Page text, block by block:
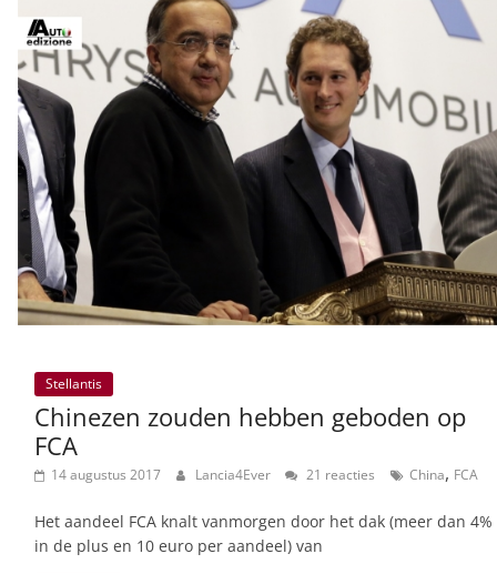
Stellantis
Chinezen zouden hebben geboden op
FCA
14 augustus 2017 Lancia4Ever 21 reacties China, FCA
Het aandeel FCA knalt vanmorgen door het dak (meer dan 4%
in de plus en 10 euro per aandeel) van